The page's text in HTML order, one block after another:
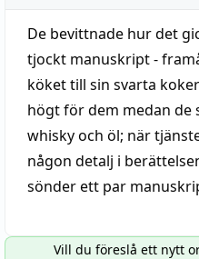
De bevittnade hur det
tjockt manuskript -
köket till sin svarta
högt för dem medan de
whisky och öl; när
någon detalj i
sönder ett par
Vill du föreslå ett nytt